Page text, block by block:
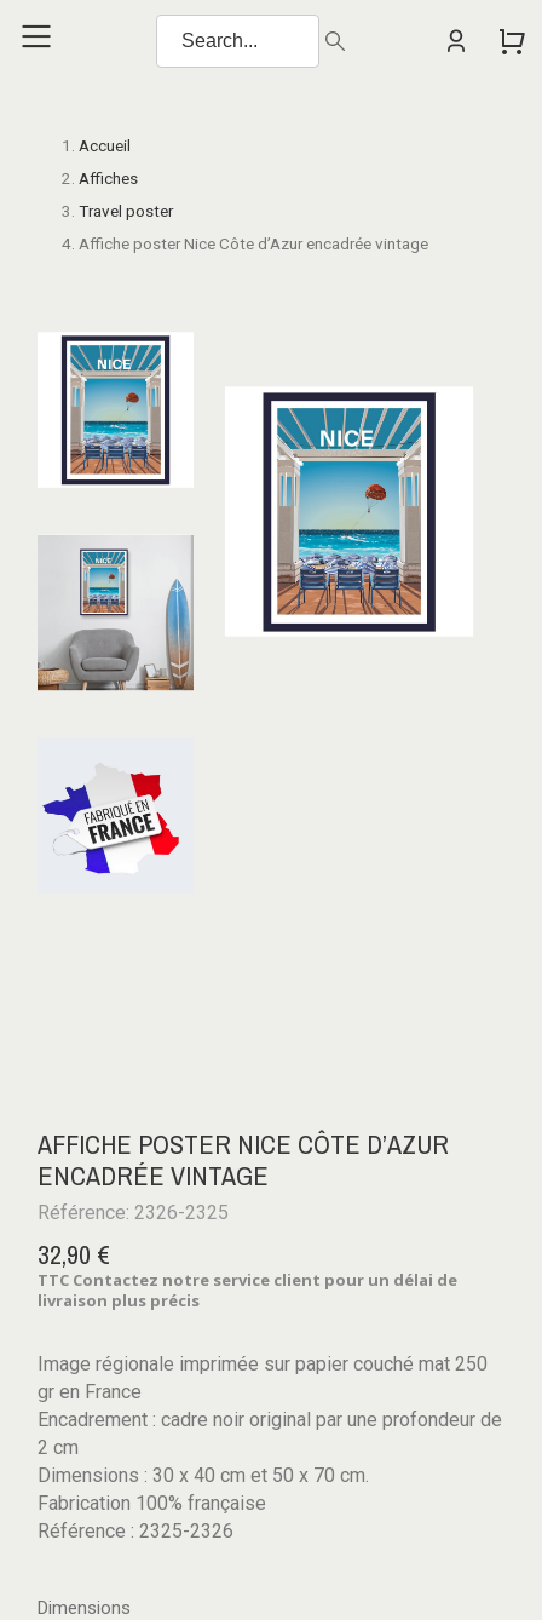
Accueil
Affiches
Travel poster
Affiche poster Nice Côte d’Azur encadrée vintage
AFFICHE POSTER NICE CÔTE D’AZUR
ENCADRÉE VINTAGE
Référence: 2326-2325
32,90 €
TTC Contactez notre service client pour un délai de
livraison plus précis
Image régionale imprimée sur papier couché mat 250
gr en France
Encadrement : cadre noir original par une profondeur de
2 cm
Dimensions : 30 x 40 cm et 50 x 70 cm.
Fabrication 100% française
Référence : 2325-2326
Dimensions